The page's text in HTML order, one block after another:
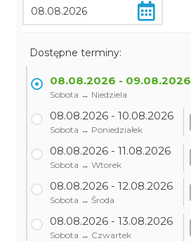
Dostępne terminy:
08.08.2026 - 09.08.2026
Sobota → Niedziela
08.08.2026 - 10.08.2026
Sobota → Poniedziałek
08.08.2026 - 11.08.2026
Sobota → Wtorek
08.08.2026 - 12.08.2026
Sobota → Środa
08.08.2026 - 13.08.2026
Sobota → Czwartek